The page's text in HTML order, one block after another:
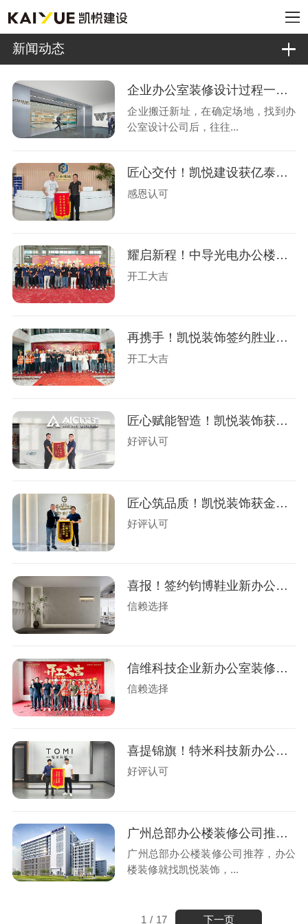
新闻动态
企业办公室装修设计过程一般有哪几个阶段?
企业搬迁新址，在确定场地，找到办
公室设计公司后，往往...
匠心交付！凯悦建设获亿泰玻璃锦旗认可
感恩认可
耀启新程！中导光电办公楼设计装修盛大开工
开工大吉
再携手！凯悦装饰签约胜业电气办公楼装修
开工大吉
匠心赋能智造！凯悦装饰获艾驰新材锦旗
好评认可
匠心筑品质！凯悦装饰获金利来荣誉锦旗！
好评认可
喜报！签约钧博鞋业新办公室设计装修
信赖选择
信维科技企业新办公室装修工程盛大开工
信赖选择
喜提锦旗！特米科技新办公楼装修圆满交付
好评认可
广州总部办公楼装修公司推荐，办公楼装修就找凯悦装饰
广州总部办公楼装修公司推荐，办公
楼装修就找凯悦装饰，...
1 / 17 下一页